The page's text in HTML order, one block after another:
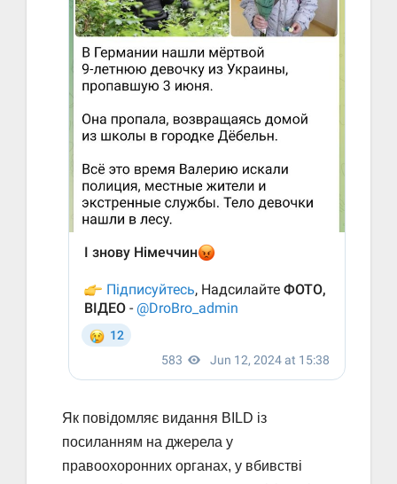
Як повідомляє видання BILD із
посиланням на джерела у
правоохоронних органах, у вбивстві